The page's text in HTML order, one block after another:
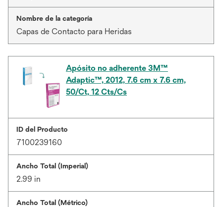
Nombre de la categoría
Capas de Contacto para Heridas
Apósito no adherente 3M™
Adaptic™, 2012, 7.6 cm x 7.6 cm,
50/Ct, 12 Cts/Cs
ID del Producto
7100239160
Ancho Total (Imperial)
2.99 in
Ancho Total (Métrico)